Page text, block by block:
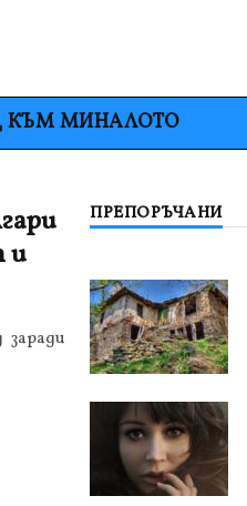
КЪМ МИНАЛОТО
и
ПРЕПОРЪЧАНИ